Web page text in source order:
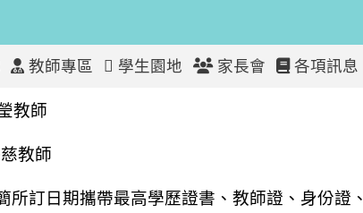
教師專區 學生園地 家長會 各項訊息
學年度第一學期第６次代
教師
教師
所訂日期攜帶最高學歷證書、教師證、身份